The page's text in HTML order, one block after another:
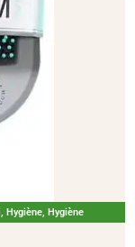
, Hygiène, Hygiène